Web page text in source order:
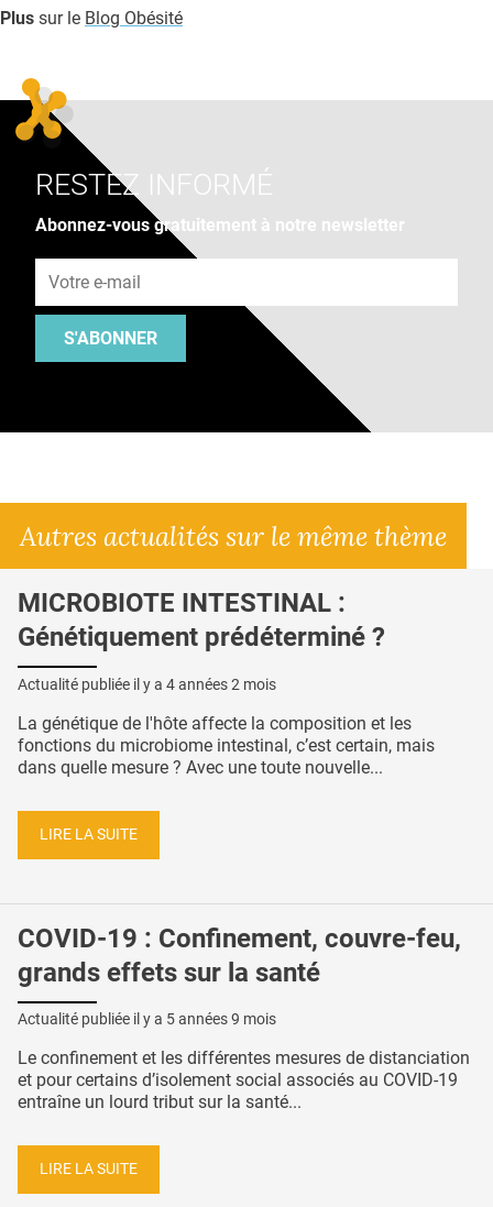
Plus sur le Blog Obésité
RESTEZ INFORMÉ
Abonnez-vous gratuitement à notre newsletter
S'ABONNER
Autres actualités sur le même thème
MICROBIOTE INTESTINAL :
Génétiquement prédéterminé ?
Actualité publiée il y a 4 années 2 mois
La génétique de l'hôte affecte la composition et les
fonctions du microbiome intestinal, c’est certain, mais
dans quelle mesure ? Avec une toute nouvelle...
LIRE LA SUITE
COVID-19 : Confinement, couvre-feu,
grands effets sur la santé
Actualité publiée il y a 5 années 9 mois
Le confinement et les différentes mesures de distanciation
et pour certains d’isolement social associés au COVID-19
entraîne un lourd tribut sur la santé...
LIRE LA SUITE